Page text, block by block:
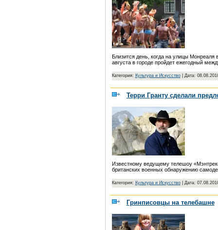
Близится день, когда на улицы Монреаля
августа в городе пройдет ежегодный
Категория: Культура и Искусство| Дата:
Терри Гранту сделали
Известному ведущему телешоу
британских военных обнаружению
Категория: Культура и Искусство| Дата:
Гринписовцы на телебашне